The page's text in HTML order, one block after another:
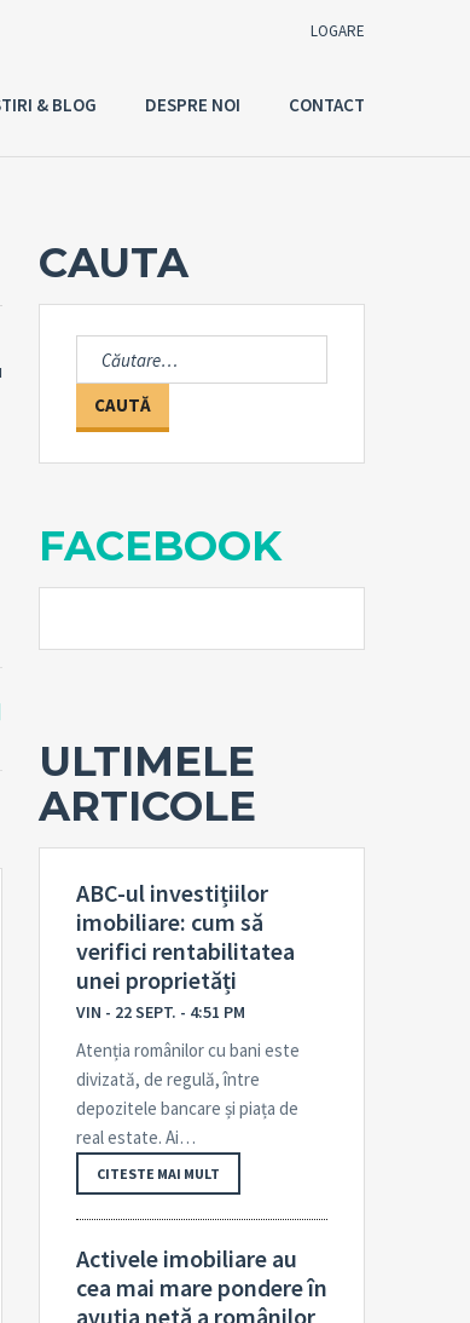
LOGARE
parola? LOGARE
& BLOG DESPRE NOI CONTACT
CAUTA
Caută
după:
FACEBOOK
ULTIMELE
ARTICOLE
ABC-ul investițiilor
imobiliare: cum să
verifici rentabilitatea
unei proprietăți
VIN - 22 SEPT. - 4:51 PM
Atenția românilor cu bani este
divizată, de regulă, între
depozitele bancare și piața de
real estate. Ai…
CITESTE MAI MULT
Activele imobiliare au
cea mai mare pondere în
avuţia netă a românilor